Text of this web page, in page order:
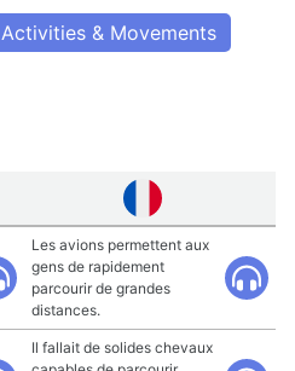
Activities & Movements
Les avions permettent aux
gens de rapidement
parcourir de grandes
distances.
Il fallait de solides chevaux